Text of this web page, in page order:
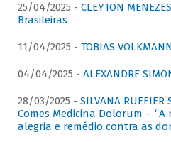
25/04/2025 - CLEYTON
Brasileiras
11/04/2025 - TOBIAS
04/04/2025 - ALEXANDRE
28/03/2025 - SILVANA
Comes Medicina Dolorum –
alegria e remédio contra as